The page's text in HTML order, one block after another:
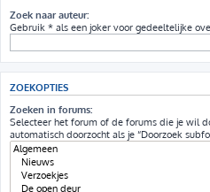
Zoek naar auteur:
Gebruik * als een joker voor gedeeltelijke
ZOEKOPTIES
Zoeken in forums:
Selecteer het forum of de forums die je wil
automatisch doorzocht als je “Doorzoek